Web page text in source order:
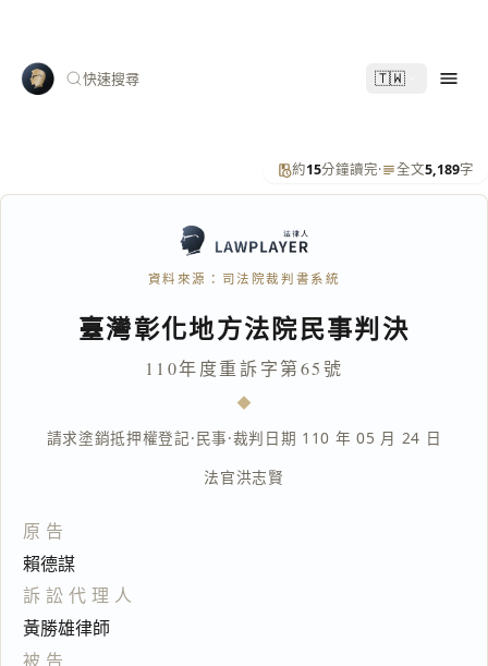
快速搜尋 🇹🇼
約15分鐘讀完· 全文5,189字
資料來源：司法院裁判書系統
臺灣彰化地方法院民事判決
110年度重訴字第65號
請求塗銷抵押權登記·民事·裁判日期 110 年 05 月 24 日
法官洪志賢
原告
賴德謀
訴訟代理人
黃勝雄律師
被告